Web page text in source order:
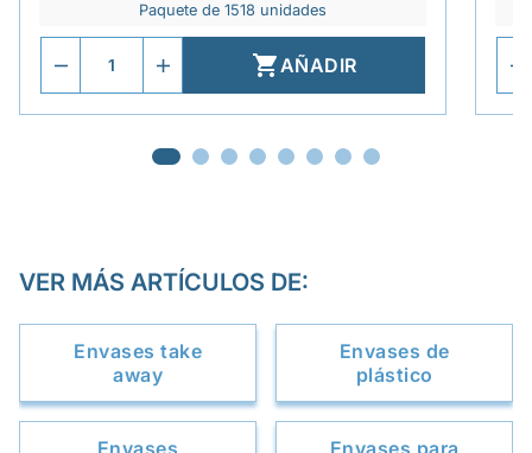
Paquete de 1518 unidades
AÑADIR
VER MÁS ARTÍCULOS DE:
Envases take
away
Envases de
plástico
Envases
Envases para